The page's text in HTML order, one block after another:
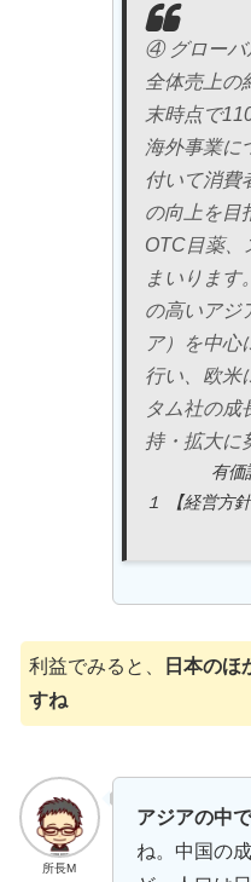
④ グローバ
全体売上の
末時点で
海外事業に
付いて消費
の向上を目
OTC目薬、
まいります
の高いアジ
ア）を中心
行い、欧米
タム社の成
持・拡大に
有価
１ 【経営方
利益でみると、
日本のほ
すね
所長M
アジアの中
ね。中国の